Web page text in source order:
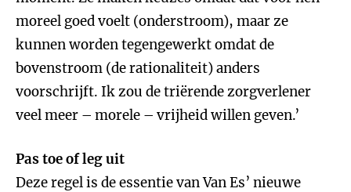
moreel goed voelt (onderstroom), maar ze
kunnen worden tegengewerkt omdat de
bovenstroom (de rationaliteit) anders
voorschrijft. Ik zou de triërende zorgverlener
veel meer – morele – vrijheid willen geven.’
Pas toe of leg uit
Deze regel is de essentie van Van Es’ nieuwe